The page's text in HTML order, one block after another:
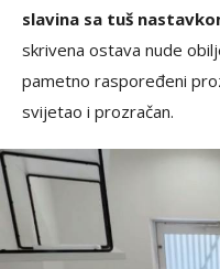
slavina sa tuš
skrivena ostava nude
pametno raspoređeni
svijetao i prozračan.